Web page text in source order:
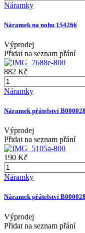
Náramky
Náramek na nohu 154266
Výprodej
Přidat na seznam přání
882 Kč
Náramky
Náramek přátelství
Výprodej
Přidat na seznam přání
190 Kč
Náramky
Náramek přátelství
Výprodej
Přidat na seznam přání